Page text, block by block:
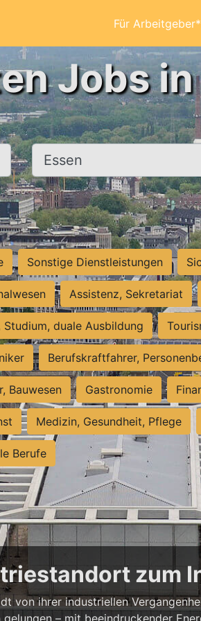
Für
Jobs
Ort, Stadt
Sonstige Dienstleistungen
Assistenz, Sekretariat
duale Ausbildung
Berufskraftfahrer,
Bauwesen Gastronomie
Medizin, Gesundheit, Pflege
Berufe
zum
von ihrer industriellen